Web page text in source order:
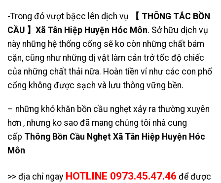
-Trong đó vượt bậcc lên dịch vụ
【 THÔNG TẮC BỒN
CẦU 】Xã Tân Hiệp Huyện Hóc Môn. Sở hữu dịch vụ
này những hệ thống cống sẽ ko còn những chất bám
cặn, cũng như những dị vật làm cản trở tốc độ chiếc
của những chất thải nữa. Hoàn tiền ví như các con phố
cống không được sạch và lưu thông vững bền.
– những khó khăn bồn cầu nghẹt xảy ra thường xuyên
hơn , nhưng ko sao đã mang chúng tôi nhà cung
cấp Thông Bồn Cầu Nghẹt Xã Tân Hiệp Huyện Hóc
Môn
>> địa chỉ ngay HOTLINE 0973.45.47.46 để được